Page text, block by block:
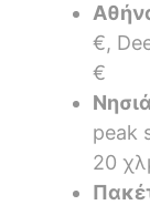
€,
€
peak
20